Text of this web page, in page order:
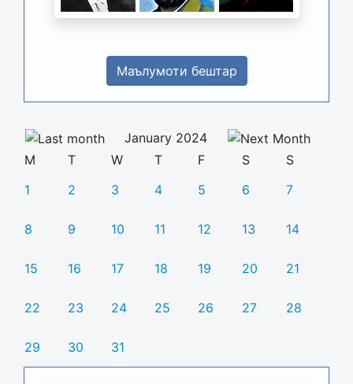
Маълумоти бештар
January 2024
M
T W T F S
S
1
2 3 4 5 6 7
8 9 10 11 12 13 14
15 16 17 18 19 20 21
22 23 24 25 26 27 28
29 30 31